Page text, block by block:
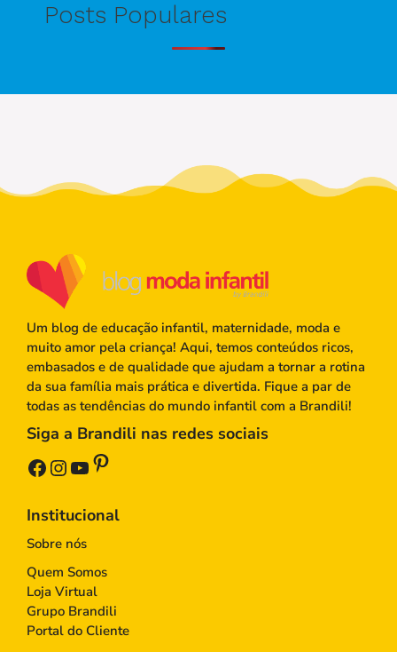
Posts Populares
Um blog de educação infantil, maternidade, moda e
muito amor pela criança! Aqui, temos conteúdos ricos,
embasados e de qualidade que ajudam a tornar a rotina
da sua família mais prática e divertida. Fique a par de
todas as tendências do mundo infantil com a Brandili!
Siga a Brandili nas redes sociais
Facebook
Instagram
Youtube
Pinterest
Institucional
Sobre nós
Quem Somos
Loja Virtual
Grupo Brandili
Portal do Cliente